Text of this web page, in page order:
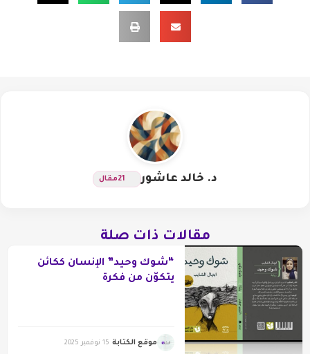
د. خالد عاشور 21مقال
مقالات ذات صلة
“شوك وحيد” الإنسان ككائن
يتكوّن من فكرة
موقع الكتابة 15 نوفمبر 2025